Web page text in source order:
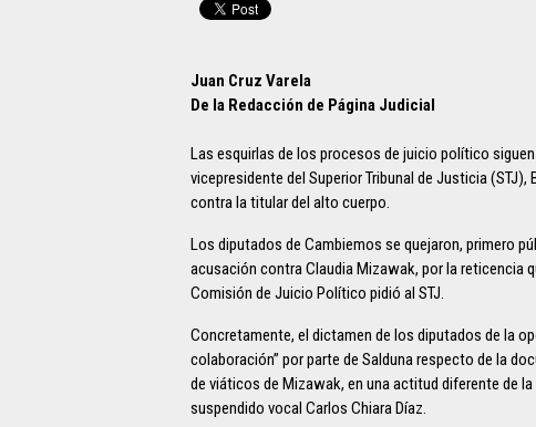
Juan Cruz Varela
De la Redacción de Página Judicial
Las esquirlas de los procesos de juicio político
vicepresidente del Superior Tribunal de Justicia
contra la titular del alto cuerpo.
Los diputados de Cambiemos se quejaron, primero
acusación contra Claudia Mizawak, por la reticencia
Comisión de Juicio Político pidió al STJ.
Concretamente, el dictamen de los diputados de la
colaboración” por parte de Salduna respecto de la
de viáticos de Mizawak, en una actitud diferente de
suspendido vocal Carlos Chiara Díaz.